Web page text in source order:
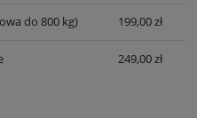
do 800 kg) 199,00 zł
249,00 zł